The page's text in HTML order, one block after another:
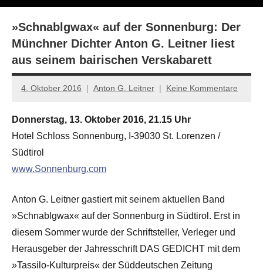
Lyrik,
»Schnablgwax« auf der Sonnenburg: Der
Münchner Dichter Anton G. Leitner liest
aus seinem bairischen Verskabarett
4. Oktober 2016 Anton G. Leitner Keine Kommentare
Donnerstag, 13. Oktober 2016, 21.15 Uhr
Hotel Schloss Sonnenburg, I-39030 St. Lorenzen /
Südtirol
www.Sonnenburg.com
Anton G. Leitner gastiert mit seinem aktuellen Band
»Schnablgwax« auf der Sonnenburg in Südtirol. Erst in
diesem Sommer wurde der Schriftsteller, Verleger und
Herausgeber der Jahresschrift DAS GEDICHT mit dem
»Tassilo-Kulturpreis« der Süddeutschen Zeitung